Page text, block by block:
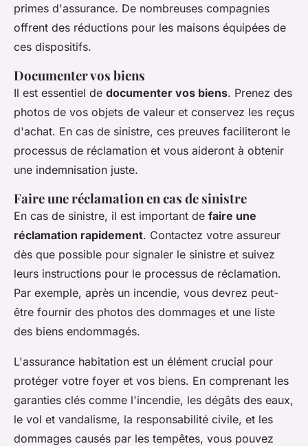
primes d'assurance. De nombreuses compagnies
offrent des réductions pour les maisons équipées de
ces dispositifs.
Documenter vos biens
Il est essentiel de documenter vos biens. Prenez des
photos de vos objets de valeur et conservez les reçus
d'achat. En cas de sinistre, ces preuves faciliteront le
processus de réclamation et vous aideront à obtenir
une indemnisation juste.
Faire une réclamation en cas de sinistre
En cas de sinistre, il est important de faire une
réclamation rapidement. Contactez votre assureur
dès que possible pour signaler le sinistre et suivez
leurs instructions pour le processus de réclamation.
Par exemple, après un incendie, vous devrez peut-
être fournir des photos des dommages et une liste
des biens endommagés.
L'assurance habitation est un élément crucial pour
protéger votre foyer et vos biens. En comprenant les
garanties clés comme l'incendie, les dégâts des eaux,
le vol et vandalisme, la responsabilité civile, et les
dommages causés par les tempêtes, vous pouvez